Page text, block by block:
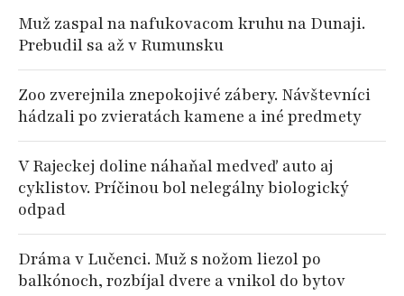
Muž zaspal na nafukovacom kruhu na Dunaji.
Prebudil sa až v Rumunsku
Zoo zverejnila znepokojivé zábery. Návštevníci
hádzali po zvieratách kamene a iné predmety
V Rajeckej doline náhaňal medveď auto aj
cyklistov. Príčinou bol nelegálny biologický
odpad
Dráma v Lučenci. Muž s nožom liezol po
balkónoch, rozbíjal dvere a vnikol do bytov